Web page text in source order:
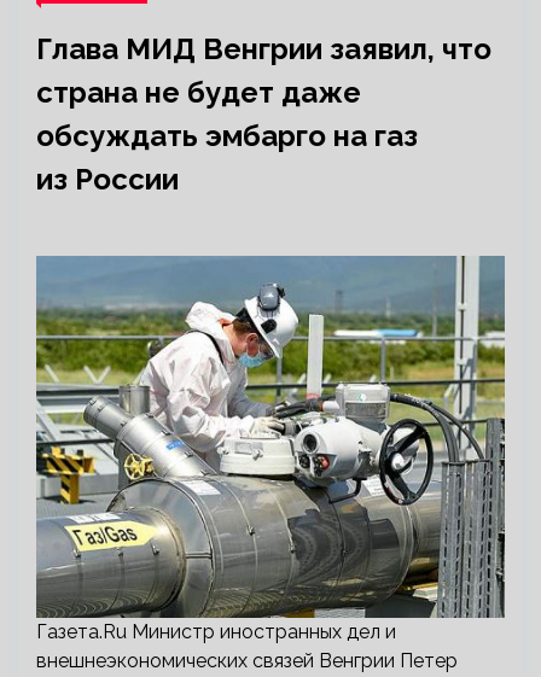
Глава МИД Венгрии заявил, что
страна не будет даже
обсуждать эмбарго на газ
из России
Газета.Ru Министр иностранных дел и
внешнеэкономических связей Венгрии Петер